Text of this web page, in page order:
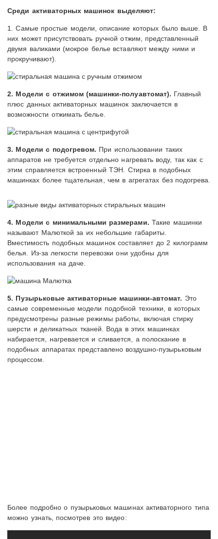
Среди активаторных машинок выделяют:
1. Самые простые модели, описание которых было выше. В
них может присутствовать ручной отжим, представленный
двумя валиками (мокрое белье вставляют между ними и
прокручивают).
2. Модели с отжимом (машинки-полуавтомат). Главный
плюс данных активаторных машинок заключается в
возможности отжимать белье.
3. Модели с подогревом. При использовании таких
аппаратов не требуется отдельно нагревать воду, так как с
этим справляется встроенный ТЭН. Стирка в подобных
машинках более тщательная, чем в агрегатах без подогрева.
4. Модели с минимальными размерами. Такие машинки
называют Малюткой за их небольшие габариты.
Вместимость подобных машинок составляет до 2 килограмм
белья. Из-за легкости перевозки они удобны для
использования на даче.
5. Пузырьковые активаторные машинки-автомат. Это
самые современные модели подобной техники, в которых
предусмотрены разные режимы работы, включая стирку
шерсти и деликатных тканей. Вода в этих машинках
набирается, нагревается и сливается, а полоскание в
подобных аппаратах представлено воздушно-пузырьковым
процессом.
Более подробно о пузырьковых машинах активаторного типа
можно узнать, посмотрев это видео: